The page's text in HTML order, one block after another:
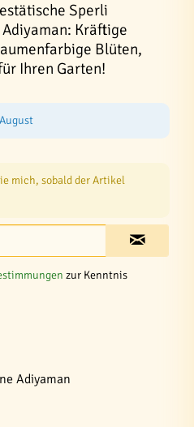
Sperli
Kräftige
Blüten,
Ihren Garten!
mich, sobald der Artikel
zur Kenntnis
Adiyaman